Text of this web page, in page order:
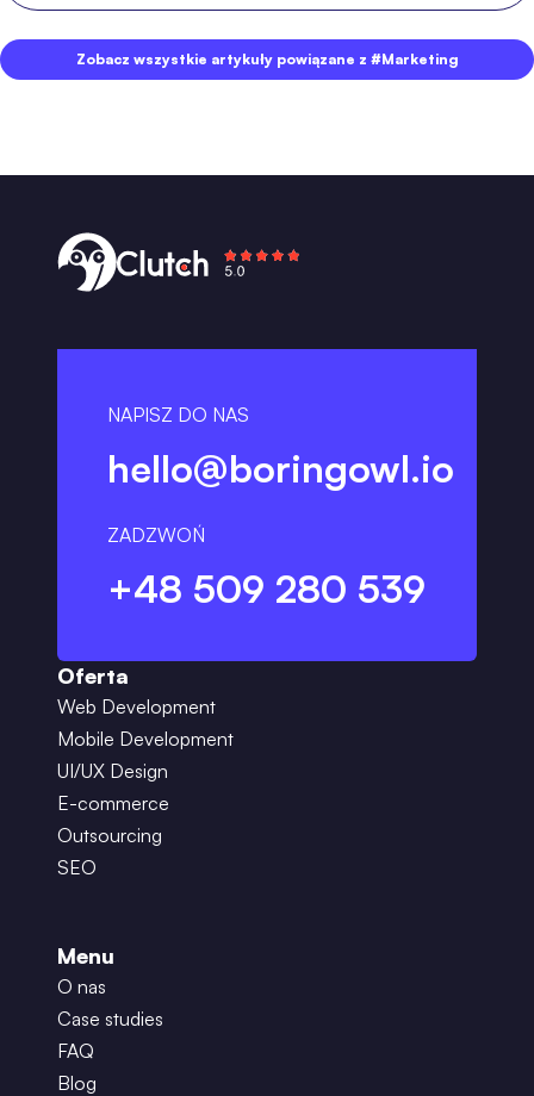
Zobacz wszystkie artykuły powiązane z #Marketing
NAPISZ DO NAS
hello@boringowl.io
ZADZWOŃ
+48 509 280 539
Oferta
Web Development
Mobile Development
UI/UX Design
E-commerce
Outsourcing
SEO
Menu
O nas
Case studies
FAQ
Blog